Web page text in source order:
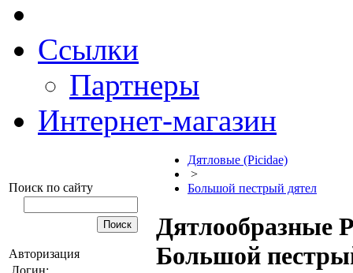
Ссылки
Партнеры
Интернет-магазин
Поиск по сайту
Авторизация
Логин:
Дятловые (Picidae)
>
Большой пестрый дятел
Дятлообразные
Большой